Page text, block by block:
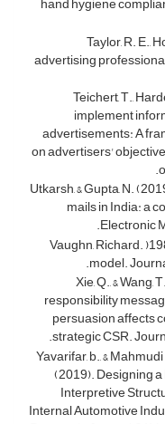
Taylor, R. E.,
advertising
Teichert, T.,
implement
advertisements: A
on advertisers'
Utkarsh, & Gupta, N.
mails in India: a
Electronic
Vaughn, Richard.
model.
Xie, Q., &
responsibility
persuasion affects
strategic CSR.
Yavarifar, b., &
(2019). Designing
Interpretive
Internal Automotive